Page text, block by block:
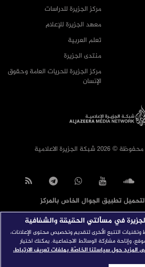
مركز الجزيرة للدراسات
معهد الجزيرة للإعلام
تعلم العربية
منتدى الجزيرة
مركز الجزيرة للحريات العامة وحقوق
الإنسان
الجزيرة الاعلامية
تطبيق الجوال الخاص بالمركز
في مسألتي الحقيقة والشفافية
التتبع الأخرى لتقديم وتخصيص محتوى الإعلانات،
وإتاحة مشاركة الوسائط الاجتماعية. يمكنك اختيار
المزيد حول سياستنا الخاصّة بملفات تعريف الارتباط.